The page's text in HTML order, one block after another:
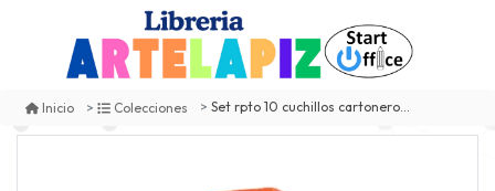
Inicio Colecciones Set rpto 10 cuchillos cartonero gde dorco